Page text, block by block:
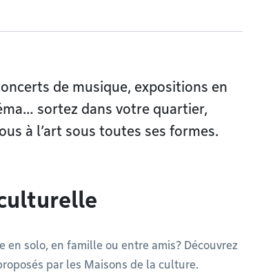
de musique, expositions en
sortez dans votre quartier,
à l’art sous toutes ses formes.
solo, en famille ou entre amis? Découvrez
par les Maisons de la culture.